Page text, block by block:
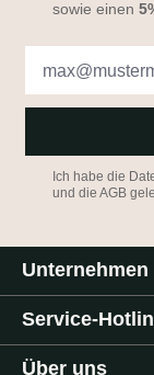
sowie einen
Ich habe die
und die AGB
Unternehmen
Service-
Über uns